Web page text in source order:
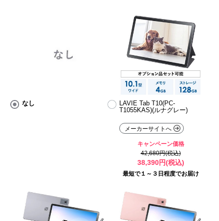
なし
LAVIE Tab T10(PC-
T1055KAS)(ルナグレー)
メーカーサイトへ
キャンペーン価格
42,680円(税込)
38,390円(税込)
最短で１～３日程度でお届け